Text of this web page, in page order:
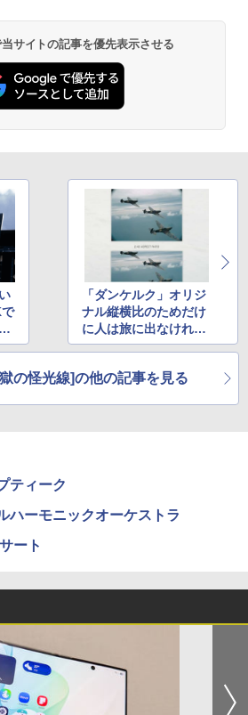
サイトの記事を優先表示させる
「ダンケルク」オリジ
ナル縦横比のためだけ
に人は旅に出なければ
いけないのか?
の怪光線]の他の記事を見る
ティーク
ハーモニックオーケストラ
ート